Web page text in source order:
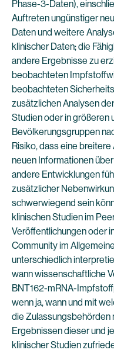
Phase-3-Daten),
Auftreten ungünstiger
Daten und weitere
klinischer Daten; die
andere Ergebnisse zu
beobachteten
beobachteten
zusätzlichen Analysen
Studien oder in größeren
Bevölkerungsgruppen
Risiko, dass eine
neuen Informationen
andere Entwicklungen
zusätzlicher
schwerwiegend sein
klinischen Studien im
Veröffentlichungen oder
Community im
unterschiedlich
wann wissenschaftliche
BNT162-mRNA-
wenn ja, wann und mit
die Zulassungsbehörden
Ergebnissen dieser und
klinischer Studien